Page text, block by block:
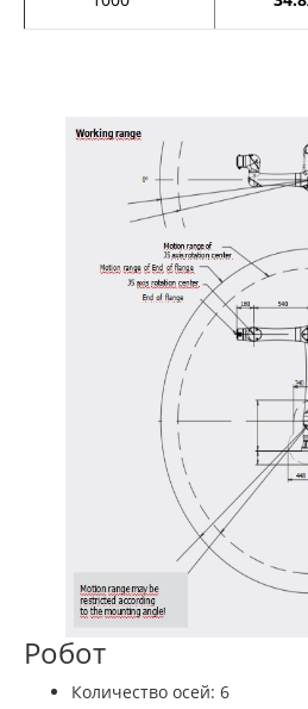
Робот
Количество осей: 6